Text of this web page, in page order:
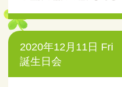
2020年12月11日 Fri
誕生日会